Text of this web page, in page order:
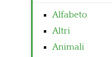
Alfabeto
Altri
Animali